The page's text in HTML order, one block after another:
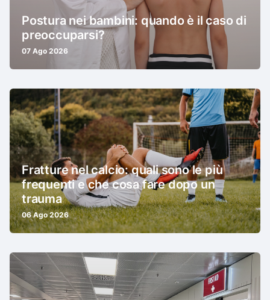
Postura nei bambini: quando è il caso di
preoccuparsi?
07 Ago 2026
Fratture nel calcio: quali sono le più
frequenti e che cosa fare dopo un
trauma
06 Ago 2026